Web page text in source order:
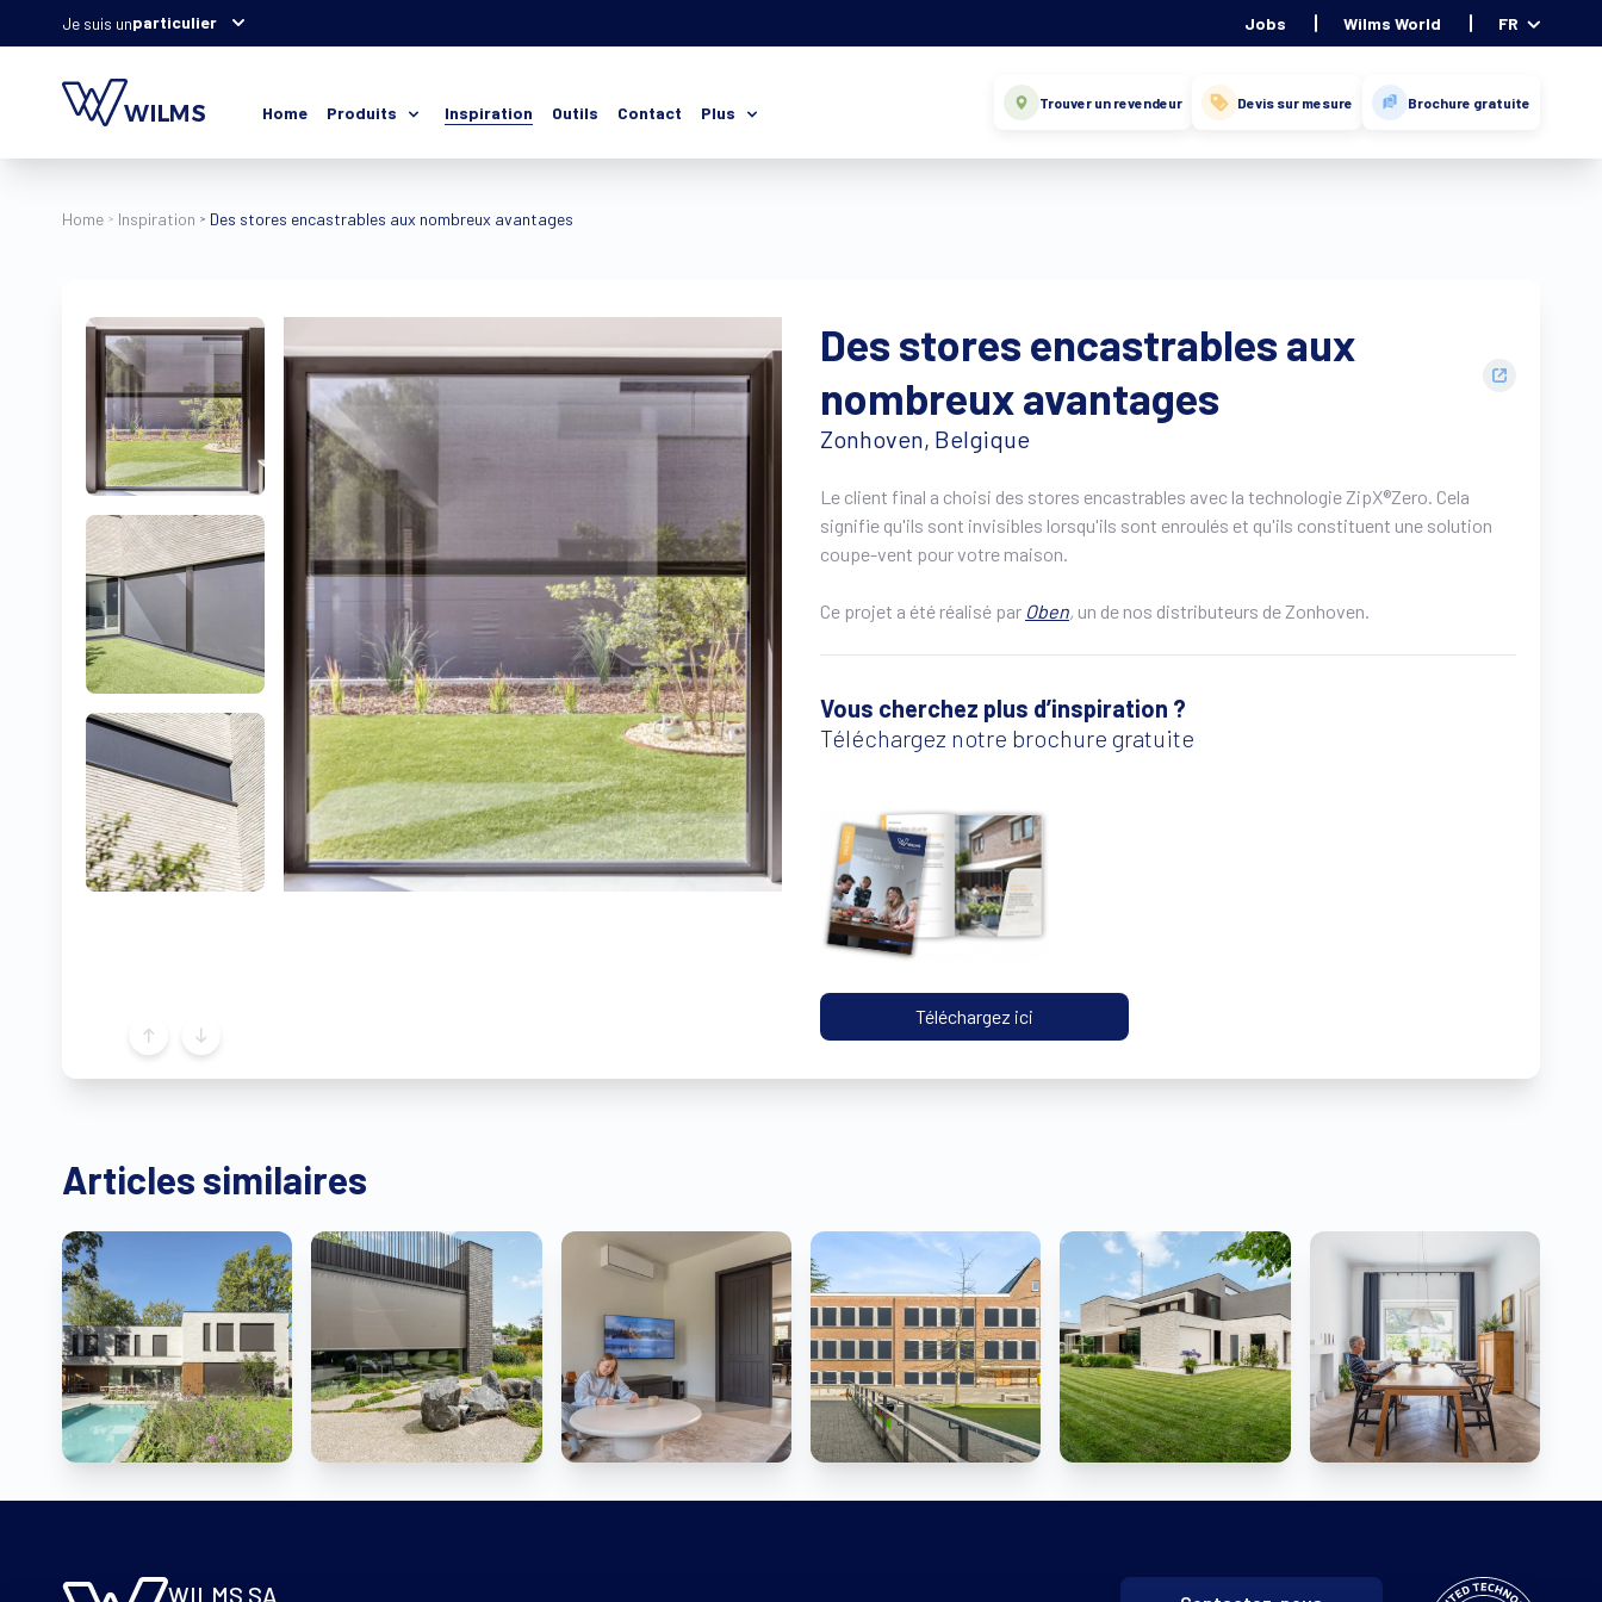
Je suis unparticulier Jobs Wilms World FR
Home Produits Inspiration Outils Contact Plus Trouver un revendeur Devis sur mesure Brochure gratuite
Home Inspiration Des stores encastrables aux nombreux avantages
Des stores encastrables aux
nombreux avantages
Zonhoven, Belgique
Le client final a choisi des stores encastrables avec la technologie ZipX®Zero. Cela
signifie qu'ils sont invisibles lorsqu'ils sont enroulés et qu'ils constituent une solution
coupe-vent pour votre maison.
Ce projet a été réalisé par Oben, un de nos distributeurs de Zonhoven.
Vous cherchez plus d’inspiration ?
Téléchargez notre brochure gratuite
Téléchargez ici
Articles similaires
WILMS SA